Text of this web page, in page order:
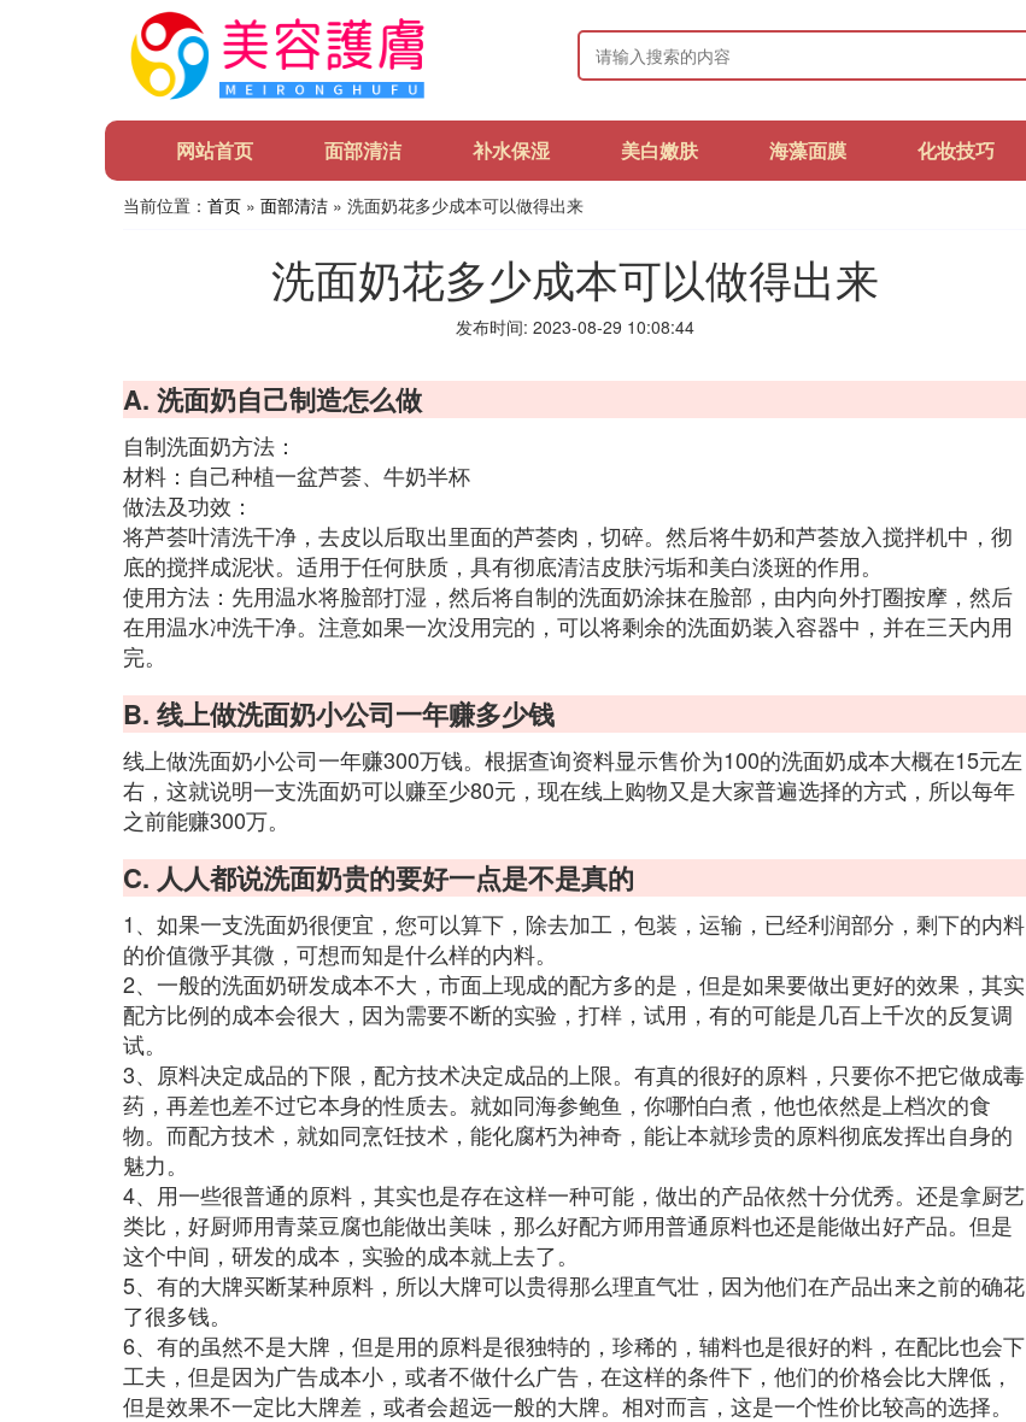
网站首页 面部清洁 补水保湿 美白嫩肤 海藻面膜 化妆技巧
当前位置： 首页 » 面部清洁 » 洗面奶花多少成本可以做得出来
洗面奶花多少成本可以做得出来
发布时间: 2023-08-29 10:08:44
A. 洗面奶自己制造怎么做
自制洗面奶方法：
材料：自己种植一盆芦荟、牛奶半杯
做法及功效：
将芦荟叶清洗干净，去皮以后取出里面的芦荟肉，切碎。然后将牛奶和芦荟放入搅拌机中，彻
底的搅拌成泥状。适用于任何肤质，具有彻底清洁皮肤污垢和美白淡斑的作用。
使用方法：先用温水将脸部打湿，然后将自制的洗面奶涂抹在脸部，由内向外打圈按摩，然后
在用温水冲洗干净。注意如果一次没用完的，可以将剩余的洗面奶装入容器中，并在三天内用
完。
B. 线上做洗面奶小公司一年赚多少钱
线上做洗面奶小公司一年赚300万钱。根据查询资料显示售价为100的洗面奶成本大概在15元左
右，这就说明一支洗面奶可以赚至少80元，现在线上购物又是大家普遍选择的方式，所以每年
之前能赚300万。
C. 人人都说洗面奶贵的要好一点是不是真的
1、如果一支洗面奶很便宜，您可以算下，除去加工，包装，运输，已经利润部分，剩下的内料
的价值微乎其微，可想而知是什么样的内料。
2、一般的洗面奶研发成本不大，市面上现成的配方多的是，但是如果要做出更好的效果，其实
配方比例的成本会很大，因为需要不断的实验，打样，试用，有的可能是几百上千次的反复调
试。
3、原料决定成品的下限，配方技术决定成品的上限。有真的很好的原料，只要你不把它做成毒
药，再差也差不过它本身的性质去。就如同海参鲍鱼，你哪怕白煮，他也依然是上档次的食
物。而配方技术，就如同烹饪技术，能化腐朽为神奇，能让本就珍贵的原料彻底发挥出自身的
魅力。
4、用一些很普通的原料，其实也是存在这样一种可能，做出的产品依然十分优秀。还是拿厨艺
类比，好厨师用青菜豆腐也能做出美味，那么好配方师用普通原料也还是能做出好产品。但是
这个中间，研发的成本，实验的成本就上去了。
5、有的大牌买断某种原料，所以大牌可以贵得那么理直气壮，因为他们在产品出来之前的确花
了很多钱。
6、有的虽然不是大牌，但是用的原料是很独特的，珍稀的，辅料也是很好的料，在配比也会下
工夫，但是因为广告成本小，或者不做什么广告，在这样的条件下，他们的价格会比大牌低，
但是效果不一定比大牌差，或者会超远一般的大牌。相对而言，这是一个性价比较高的选择。